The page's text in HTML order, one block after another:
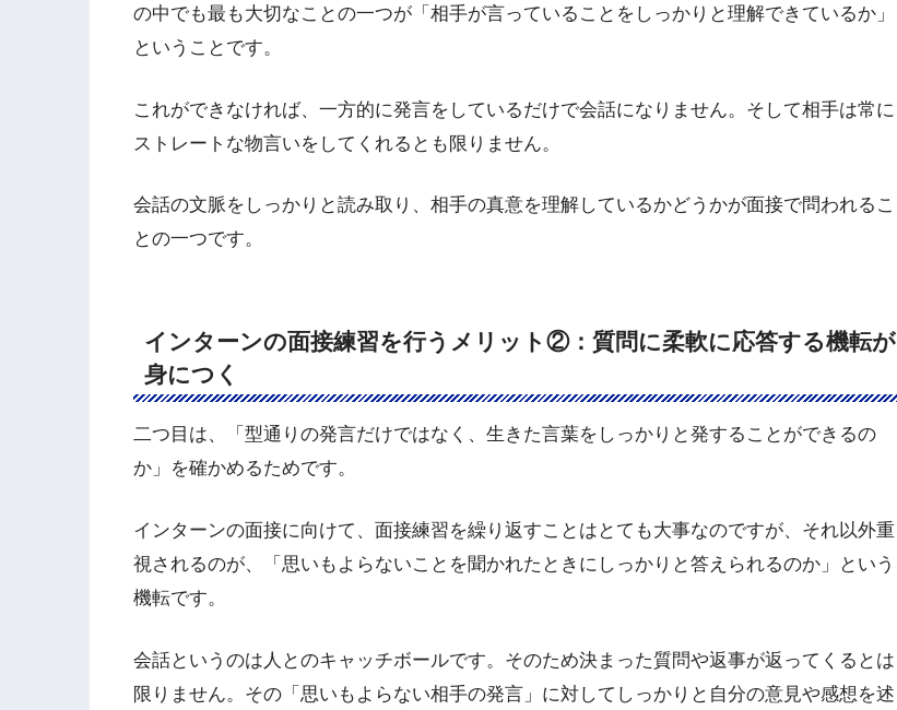
の中でも最も大切なことの一つが「相手が言っていることをしっかりと理解できているか」
ということです。
これができなければ、一方的に発言をしているだけで会話になりません。そして相手は常に
ストレートな物言いをしてくれるとも限りません。
会話の文脈をしっかりと読み取り、相手の真意を理解しているかどうかが面接で問われるこ
との一つです。
インターンの面接練習を行うメリット②：質問に柔軟に応答する機転が
身につく
二つ目は、「型通りの発言だけではなく、生きた言葉をしっかりと発することができるの
か」を確かめるためです。
インターンの面接に向けて、面接練習を繰り返すことはとても大事なのですが、それ以外重
視されるのが、「思いもよらないことを聞かれたときにしっかりと答えられるのか」という
機転です。
会話というのは人とのキャッチボールです。そのため決まった質問や返事が返ってくるとは
限りません。その「思いもよらない相手の発言」に対してしっかりと自分の意見や感想を述